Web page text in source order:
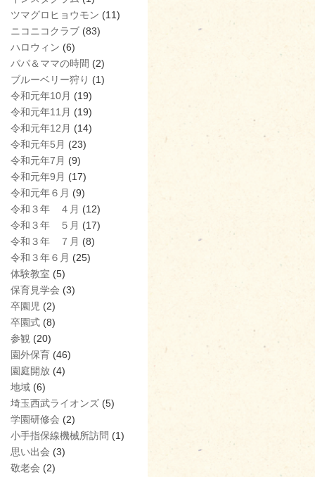
ツマグロヒョウモン (11)
ニコニコクラブ (83)
ハロウィン (6)
パパ＆ママの時間 (2)
ブルーベリー狩り (1)
令和元年10月 (19)
令和元年11月 (19)
令和元年12月 (14)
令和元年5月 (23)
令和元年7月 (9)
令和元年9月 (17)
令和元年６月 (9)
令和３年 ４月 (12)
令和３年 ５月 (17)
令和３年 ７月 (8)
令和３年６月 (25)
体験教室 (5)
保育見学会 (3)
卒園児 (2)
卒園式 (8)
参観 (20)
園外保育 (46)
園庭開放 (4)
地域 (6)
埼玉西武ライオンズ (5)
学園研修会 (2)
小手指保線機械所訪問 (1)
思い出会 (3)
敬老会 (2)